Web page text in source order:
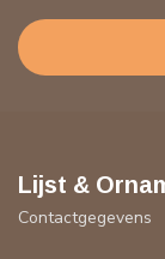
Lijst &
Contactgegevens